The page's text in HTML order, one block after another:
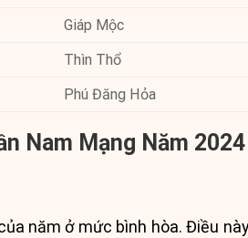
Giáp Mộc
Thìn Thổ
Phú Đăng Hỏa
Nam Mạng Năm 2024
năm ở mức bình hòa. Điều